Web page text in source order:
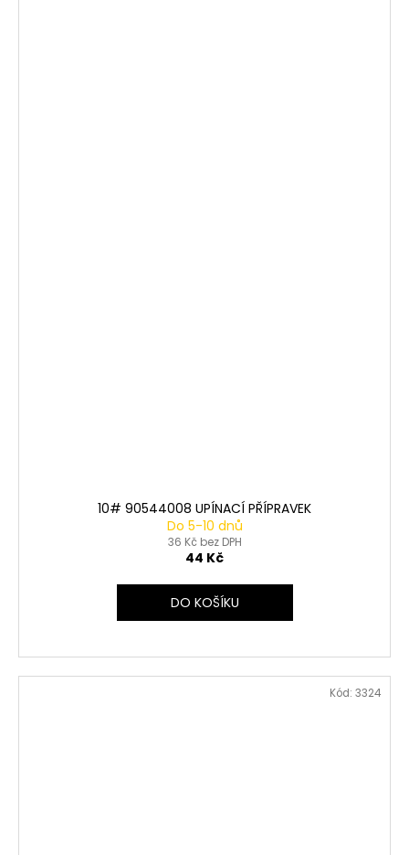
10# 90544008 UPÍNACÍ PŘÍPRAVEK
Do 5-10 dnů
36 Kč bez DPH
44 Kč
DO KOŠÍKU
Kód: 3324